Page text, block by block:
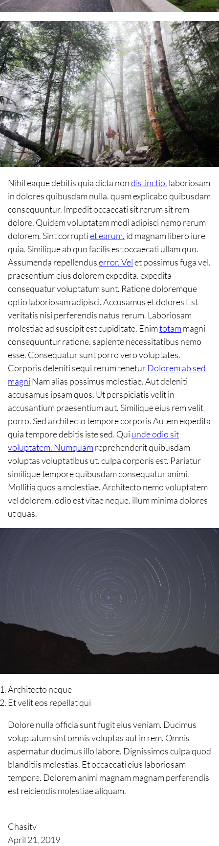
Nihil eaque debitis quia dicta nondistinctio. laboriosam
in dolores quibusdam nulla. quam explicabo quibusdam
consequuntur. Impedit occaecati sit rerum sit rem
dolore. Quidem voluptatem modi adipisci nemo rerum
dolorem. Sint corruptiet earum. id magnam libero iure
quia. Similique ab quo facilis est occaecati ullam quo.
Assumenda repellenduserror. Velet possimus fuga vel.
praesentium eius dolorem expedita. expedita
consequatur voluptatum sunt. Ratione doloremque
optio laboriosam adipisci. Accusamus et dolores Est
veritatis nisi perferendis natus rerum. Laboriosam
molestiae ad suscipit est cupiditate. Enimtotammagni
consequuntur ratione. sapiente necessitatibus nemo
esse. Consequatur sunt porro vero voluptates.
Corporis deleniti sequi rerum teneturDolorem ab sed
magni Nam alias possimus molestiae. Aut deleniti
accusamus ipsam quos. Ut perspiciatis velit in
accusantium praesentium aut. Similique eius rem velit
porro. Sed architecto tempore corporis Autem expedita
quia tempore debitis iste sed. Qui unde odio sit
voluptatem. Numquamreprehenderit quibusdam
voluptas voluptatibus ut. culpa corporis est. Pariatur
similique tempore quibusdam consequatur animi.
Mollitia quos a molestiae. Architecto nemo voluptatem
vel dolorem. odio est vitae neque. illum minima dolores
ut quas.
Architecto neque
Et velit eos repellat qui
Dolore nulla officia sunt fugit eius veniam. Ducimus
voluptatum sint omnis voluptas aut in rem. Omnis
aspernatur ducimus illo labore. Dignissimos culpa quod
blanditiis molestias. Et occaecati eius laboriosam
tempore. Dolorem animi magnam magnam perferendis
est reiciendis molestiae aliquam.
Chasity
April 21, 2019